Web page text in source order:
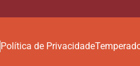
Política de Privacidade